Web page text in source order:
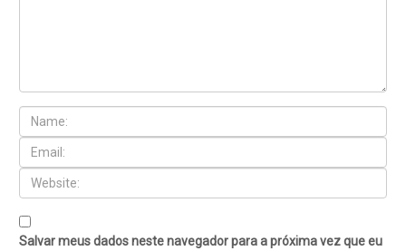
Salvar meus dados neste navegador para a próxima vez que eu